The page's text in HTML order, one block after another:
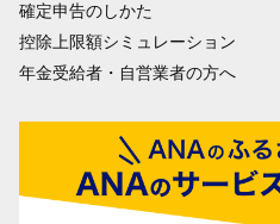
確定申告のしかた
控除上限額シミュレーション
年金受給者・自営業者の方へ